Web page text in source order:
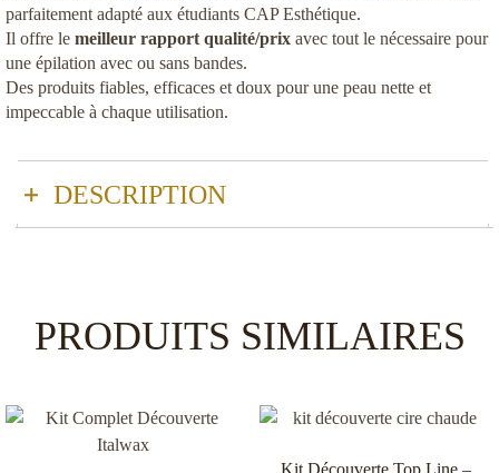
parfaitement adapté aux étudiants CAP Esthétique.
Il offre le meilleur rapport qualité/prix avec tout le nécessaire pour
une épilation avec ou sans bandes.
Des produits fiables, efficaces et doux pour une peau nette et
impeccable à chaque utilisation.
DESCRIPTION
Découvrez notre kit d’épilation complet Italwax, spécialement
souhaitant un matériel fiable et de qualité. Ce coffret
contient tout le nécessaire pour réaliser une épilation
professionnelle sur toutes les zones du corps, avec ou sans bandes.
PRODUITS SIMILAIRES
Kit Découverte Top Line –